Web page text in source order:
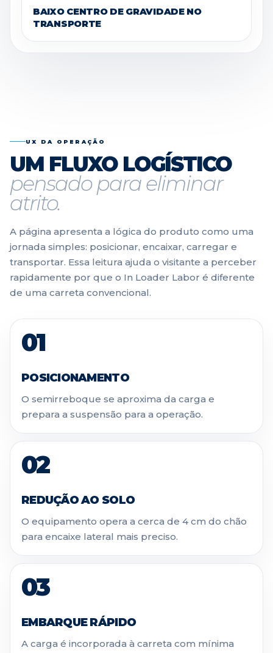
BAIXO CENTRO DE GRAVIDADE NO
TRANSPORTE
UX DA OPERAÇÃO
UM FLUXO LOGÍSTICO
pensado para eliminar
atrito.
A página apresenta a lógica do produto como uma
jornada simples: posicionar, encaixar, carregar e
transportar. Essa leitura ajuda o visitante a perceber
rapidamente por que o In Loader Labor é diferente
de uma carreta convencional.
01
POSICIONAMENTO
O semirreboque se aproxima da carga e
prepara a suspensão para a operação.
02
REDUÇÃO AO SOLO
O equipamento opera a cerca de 4 cm do chão
para encaixe lateral mais preciso.
03
EMBARQUE RÁPIDO
A carga é incorporada à carreta com mínima